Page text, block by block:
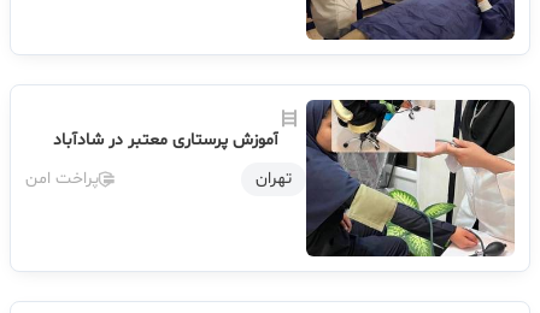
آموزش پرستاری معتبر در شادآباد
تهران
پراخت امن